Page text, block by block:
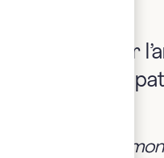
I – Structurer
sortie : audit
a. L’audit